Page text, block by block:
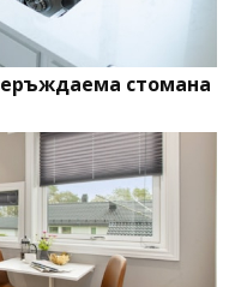
стомана